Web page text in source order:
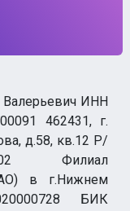
ИНН
462431, г.
д.58, кв.12 Р/
Филиал
в г.Нижнем
БИК